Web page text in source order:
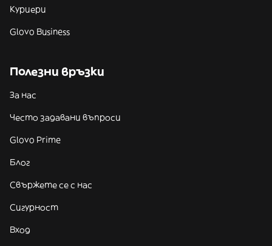
Куриери
Glovo Business
Полезни връзки
За нас
Често задавани въпроси
Glovo Prime
Блог
Свържете се с нас
Сигурност
Вход